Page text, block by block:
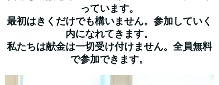
っています。
最初はきくだけでも構いません。参加していく
内になれてきます。
私たちは献金は一切受け付けません。全員無料
で参加できます。